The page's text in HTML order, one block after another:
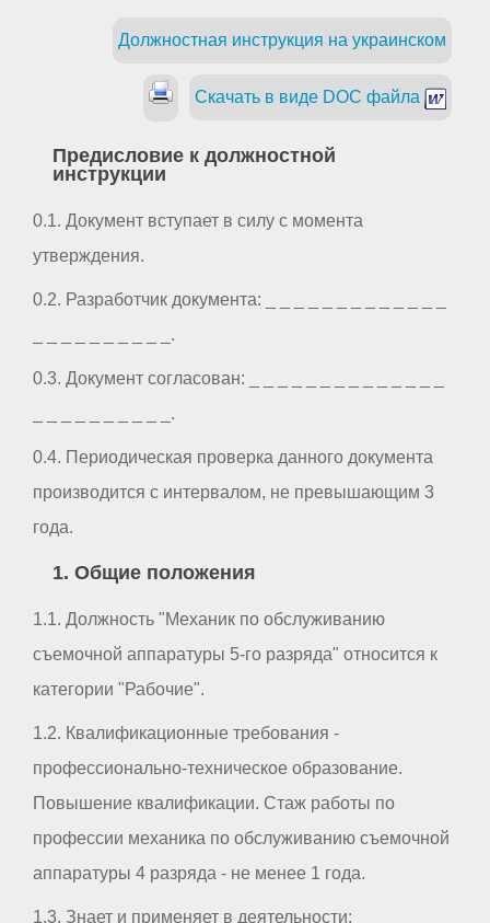
Должностная инструкция на украинском
Скачать в виде DOC файла
Предисловие к должностной
инструкции
0.1. Документ вступает в силу с момента
утверждения.
0.2. Разработчик документа: _ _ _ _ _ _ _ _ _ _ _ _ _
_ _ _ _ _ _ _ _ _ _.
0.3. Документ согласован: _ _ _ _ _ _ _ _ _ _ _ _ _ _
_ _ _ _ _ _ _ _ _ _.
0.4. Периодическая проверка данного документа
производится с интервалом, не превышающим 3
года.
1. Общие положения
1.1. Должность "Механик по обслуживанию
съемочной аппаратуры 5-го разряда" относится к
категории "Рабочие".
1.2. Квалификационные требования -
профессионально-техническое образование.
Повышение квалификации. Стаж работы по
профессии механика по обслуживанию съемочной
аппаратуры 4 разряда - не менее 1 года.
1.3. Знает и применяет в деятельности: